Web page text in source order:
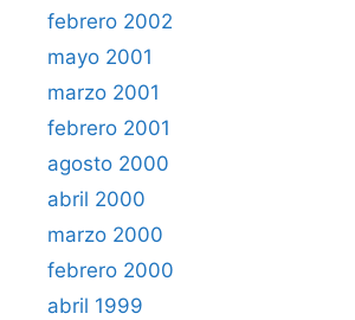
febrero 2002
mayo 2001
marzo 2001
febrero 2001
agosto 2000
abril 2000
marzo 2000
febrero 2000
abril 1999